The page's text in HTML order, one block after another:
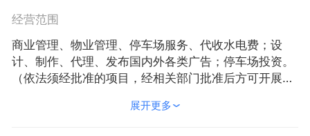
经营范围
商业管理、物业管理、停车场服务、代收水电费；设
计、制作、代理、发布国内外各类广告；停车场投资。
（依法须经批准的项目，经相关部门批准后方可开展经
展开更多